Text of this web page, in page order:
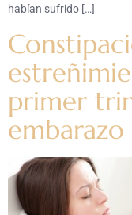
habían sufrido […]
primer
embarazo